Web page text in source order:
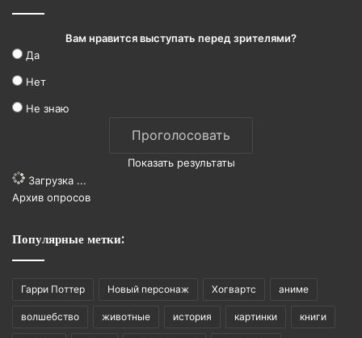
Вам нравится выступать перед зрителями?
Да
Нет
Не знаю
Показать результаты
Загрузка ...
Архив опросов
Популярные метки:
Гарри Поттер Новый персонаж Хогвартс аниме
волшебство животные история картинки книги